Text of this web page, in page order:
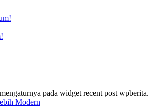
pada widget recent post wpberita.